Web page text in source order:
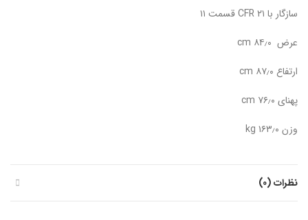
سازگار با ۲۱ CFR قسمت ۱۱
عرض ۸۴٫۰ cm
ارتفاع ۸۷٫۰ cm
پهنای ۷۶٫۰ cm
وزن ۱۶۳٫۰ kg
نظرات (0)